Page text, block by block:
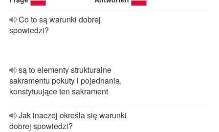
Co to są warunki dobrej
spowiedzi?
są to elementy strukturalne
sakramentu pokuty i pojednania,
konstytuujące ten sakrament
Jak inaczej określa się warunki
dobrej spowiedzi?